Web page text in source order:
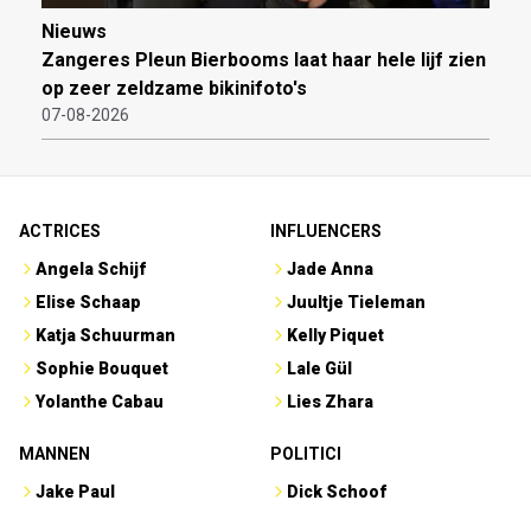
Nieuws
Zangeres Pleun Bierbooms laat haar hele lijf zien
op zeer zeldzame bikinifoto's
07-08-2026
ACTRICES
Angela Schijf
Elise Schaap
Katja Schuurman
Sophie Bouquet
Yolanthe Cabau
INFLUENCERS
Jade Anna
Juultje Tieleman
Kelly Piquet
Lale Gül
Lies Zhara
MANNEN
Jake Paul
POLITICI
Dick Schoof